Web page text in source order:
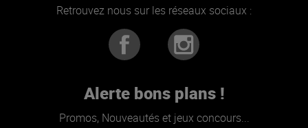
Retrouvez nous sur les réseaux sociaux :
Alerte bons plans !
Promos, Nouveautés et jeux concours...